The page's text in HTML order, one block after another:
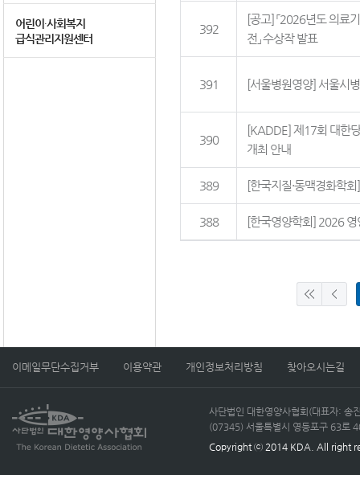
어린이∙사회복지
급식관리지원센터
392
[공고] 「2026년도 의료
전」 수상작 발표
391 [서울병원영양] 서울시
390
[KADDE] 제17회 대한
개최 안내
389 [한국지질·동맥경화학
388 [한국영양학회] 2026
이메일무단수집거부 이용약관 개인정보처리방침 찾아오시는길
사단법인 대한영양사협회(대표자:
(07345) 서울특별시 영등포구 63
Copyright ⓒ 2014 KDA. All right